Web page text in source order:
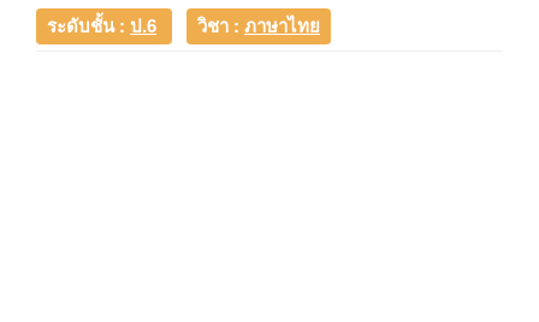
ระดับชั้น : ป.6 วิชา : ภาษาไทย